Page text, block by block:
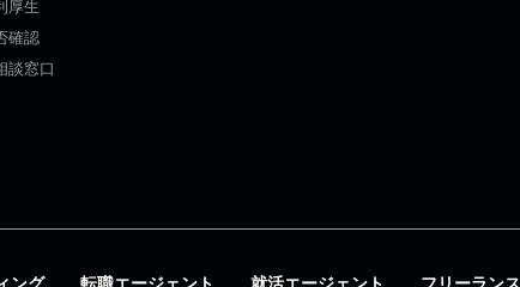
厚生
確認
談窓口